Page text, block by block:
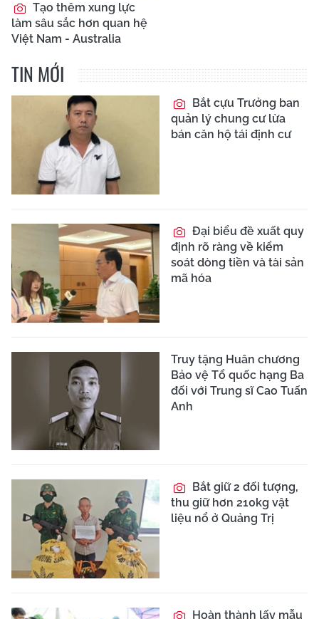
Tạo thêm xung lực
làm sâu sắc hơn quan hệ
Việt Nam - Australia
TIN MỚI
Bắt cựu Trưởng ban
quản lý chung cư lừa
bán căn hộ tái định cư
Đại biểu đề xuất quy
định rõ ràng về kiểm
soát dòng tiền và tài sản
mã hóa
Truy tặng Huân chương
Bảo vệ Tổ quốc hạng Ba
đối với Trung sĩ Cao Tuấn
Anh
Bắt giữ 2 đối tượng,
thu giữ hơn 210kg vật
liệu nổ ở Quảng Trị
Hoàn thành lấy mẫu